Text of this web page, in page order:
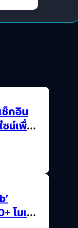
ช็กอิน
ซน์เพื่อ
โมเดล